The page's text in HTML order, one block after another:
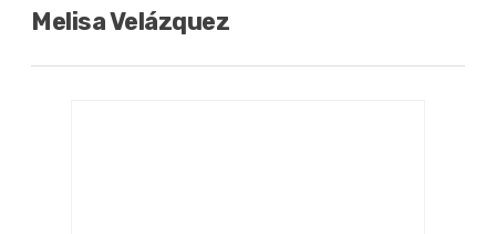
Melisa Velázquez